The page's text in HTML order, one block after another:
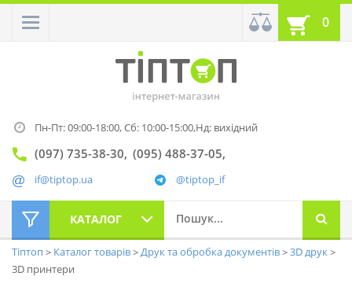
0
Пн-Пт: 09:00-18:00,Сб: 10:00-15:00,Нд: вихідний
(097) 735-38-30 (095) 488-37-05
@tiptop_if
if@tiptop.ua
КАТАЛОГ
Тіптоп Каталог товарів Друк та обробка документів
3D друк
3D принтери